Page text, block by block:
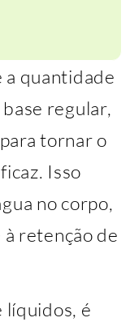
a quantidade
regular,
tornar o
Isso
no corpo,
à retenção de
líquidos, é